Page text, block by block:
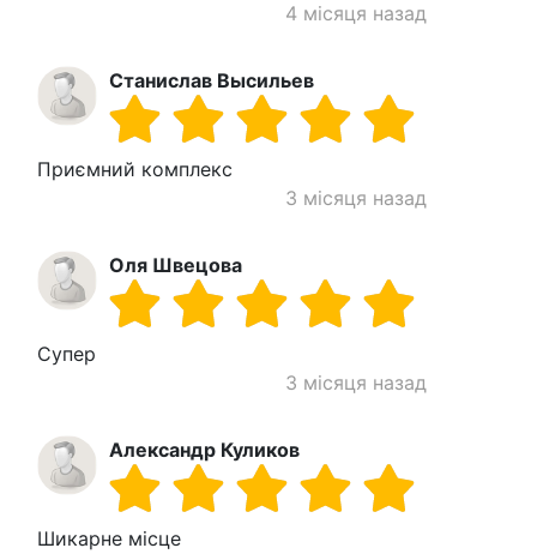
4 місяця назад
Станислав Высильев
Приємний комплекс
3 місяця назад
Оля Швецова
Супер
3 місяця назад
Александр Куликов
Шикарне місце